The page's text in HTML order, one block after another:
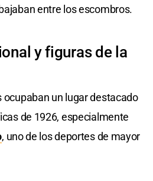
entre los escombros.
y figuras de la
un lugar destacado
de 1926, especialmente
, uno de los deportes de mayor